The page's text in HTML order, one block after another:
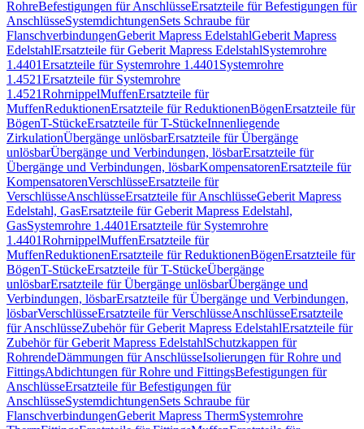
RohreBefestigungen für AnschlüsseErsatzteile für Befestigungen für
AnschlüsseSystemdichtungenSets Schraube für
FlanschverbindungenGeberit Mapress EdelstahlGeberit Mapress
EdelstahlErsatzteile für Geberit Mapress EdelstahlSystemrohre
1.4401Ersatzteile für Systemrohre 1.4401 Systemrohre
1.4521Ersatzteile für Systemrohre
1.4521RohrnippelMuffenErsatzteile für
MuffenReduktionenErsatzteile für ReduktionenBögenErsatzteile für
BögenT-StückeErsatzteile für T-StückeInnenliegende
ZirkulationÜbergänge unlösbarErsatzteile für Übergänge
unlösbarÜbergänge und Verbindungen, lösbarErsatzteile für
Übergänge und Verbindungen, lösbarKompensatorenErsatzteile für
KompensatorenVerschlüsseErsatzteile für
VerschlüsseAnschlüsseErsatzteile für AnschlüsseGeberit Mapress
Edelstahl, GasErsatzteile für Geberit Mapress Edelstahl,
GasSystemrohre 1.4401Ersatzteile für Systemrohre
1.4401RohrnippelMuffenErsatzteile für
MuffenReduktionenErsatzteile für ReduktionenBögenErsatzteile für
BögenT-StückeErsatzteile für T-StückeÜbergänge
unlösbarErsatzteile für Übergänge unlösbarÜbergänge und
Verbindungen, lösbarErsatzteile für Übergänge und Verbindungen,
lösbarVerschlüsseErsatzteile für VerschlüsseAnschlüsseErsatzteile
für AnschlüsseZubehör für Geberit Mapress EdelstahlErsatzteile für
Zubehör für Geberit Mapress EdelstahlSchutzkappen für
RohrendeDämmungen für AnschlüsseIsolierungen für Rohre und
FittingsAbdichtungen für Rohre und FittingsBefestigungen für
AnschlüsseErsatzteile für Befestigungen für
AnschlüsseSystemdichtungenSets Schraube für
FlanschverbindungenGeberit Mapress ThermSystemrohre